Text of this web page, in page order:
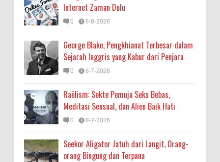
Internet Zaman Dulu
0 8-8-2026
George Blake, Pengkhianat Terbesar dalam
Sejarah Inggris yang Kabur dari Penjara
0 8-7-2026
Raëlism: Sekte Pemuja Seks Bebas,
Meditasi Sensual, dan Alien Baik Hati
0 8-7-2026
Seekor Aligator Jatuh dari Langit, Orang-
orang Bingung dan Terpana